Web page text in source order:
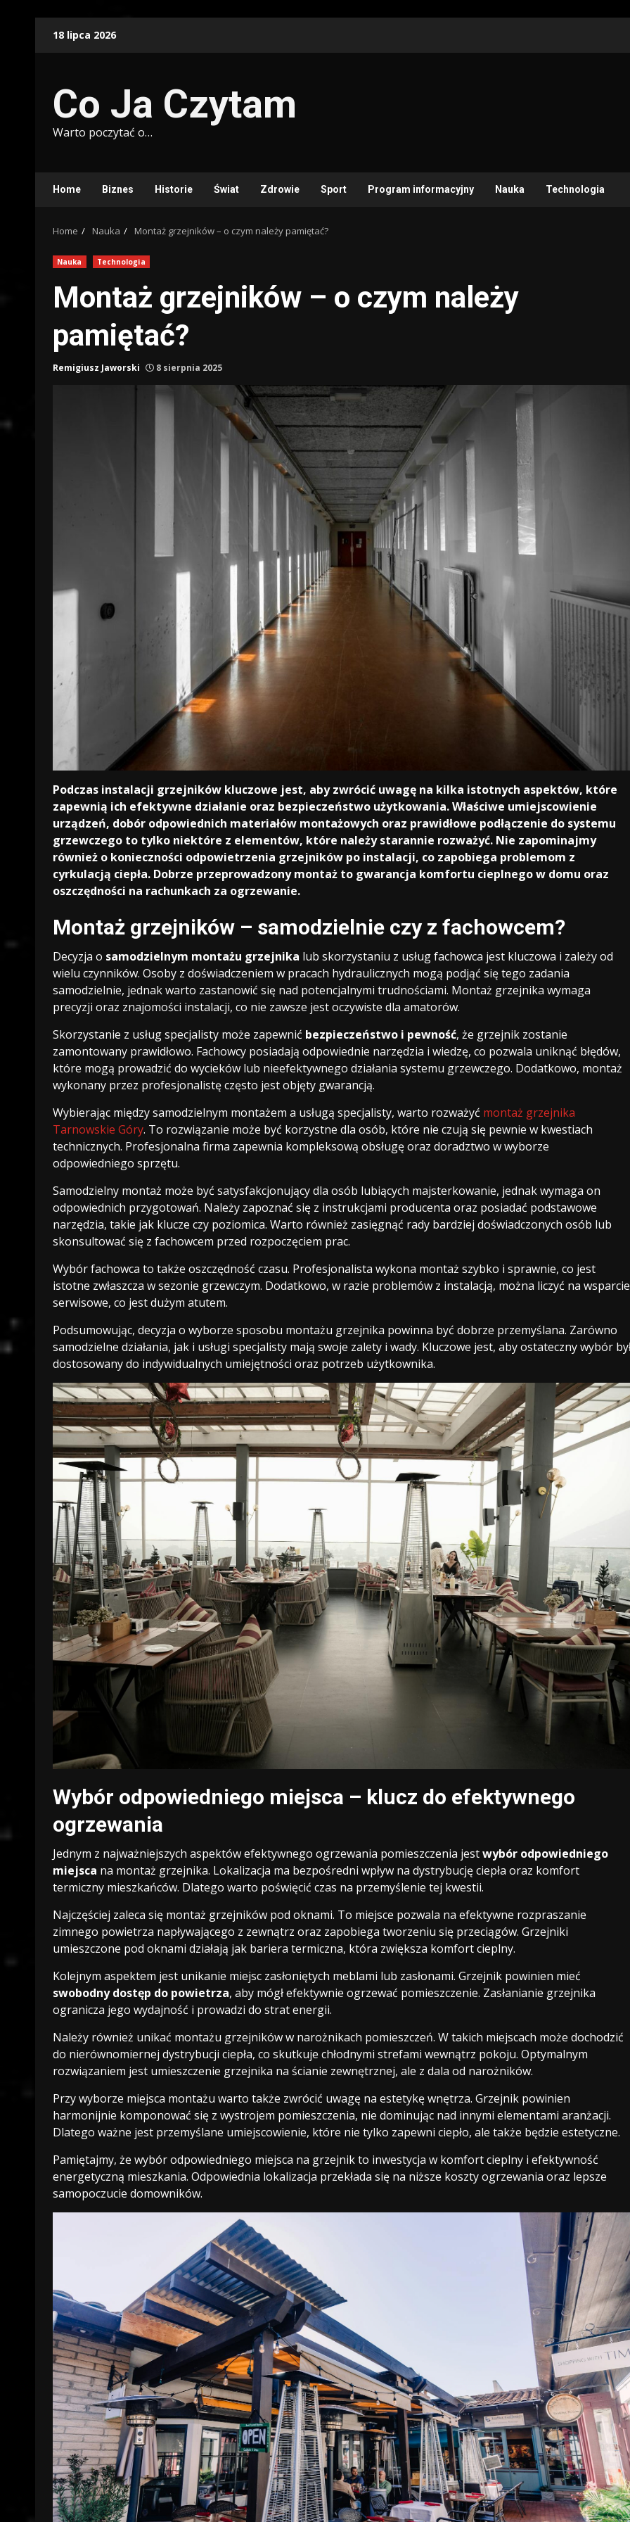
18 lipca 2026
Co Ja Czytam
Warto poczytać o…
Home Biznes Historie Świat Zdrowie Sport Program informacyjny Nauka Technologia
Home Nauka Montaż grzejników – o czym należy pamiętać?
Nauka Technologia
Montaż grzejników – o czym należy
pamiętać?
Remigiusz Jaworski 8 sierpnia 2025
Podczas instalacji grzejników kluczowe jest, aby zwrócić uwagę na kilka istotnych aspektów, które
zapewnią ich efektywne działanie oraz bezpieczeństwo użytkowania. Właściwe umiejscowienie
urządzeń, dobór odpowiednich materiałów montażowych oraz prawidłowe podłączenie do systemu
grzewczego to tylko niektóre z elementów, które należy starannie rozważyć. Nie zapominajmy
również o konieczności odpowietrzenia grzejników po instalacji, co zapobiega problemom z
cyrkulacją ciepła. Dobrze przeprowadzony montaż to gwarancja komfortu cieplnego w domu oraz
oszczędności na rachunkach za ogrzewanie.
Montaż grzejników – samodzielnie czy z fachowcem?
Decyzja o samodzielnym montażu grzejnika lub skorzystaniu z usług fachowca jest kluczowa i zależy od
wielu czynników. Osoby z doświadczeniem w pracach hydraulicznych mogą podjąć się tego zadania
samodzielnie, jednak warto zastanowić się nad potencjalnymi trudnościami. Montaż grzejnika wymaga
precyzji oraz znajomości instalacji, co nie zawsze jest oczywiste dla amatorów.
Skorzystanie z usług specjalisty może zapewnić bezpieczeństwo i pewność, że grzejnik zostanie
zamontowany prawidłowo. Fachowcy posiadają odpowiednie narzędzia i wiedzę, co pozwala uniknąć błędów,
które mogą prowadzić do wycieków lub nieefektywnego działania systemu grzewczego. Dodatkowo, montaż
wykonany przez profesjonalistę często jest objęty gwarancją.
Wybierając między samodzielnym montażem a usługą specjalisty, warto rozważyć montaż grzejnika
Tarnowskie Góry. To rozwiązanie może być korzystne dla osób, które nie czują się pewnie w kwestiach
technicznych. Profesjonalna firma zapewnia kompleksową obsługę oraz doradztwo w wyborze
odpowiedniego sprzętu.
Samodzielny montaż może być satysfakcjonujący dla osób lubiących majsterkowanie, jednak wymaga on
odpowiednich przygotowań. Należy zapoznać się z instrukcjami producenta oraz posiadać podstawowe
narzędzia, takie jak klucze czy poziomica. Warto również zasięgnąć rady bardziej doświadczonych osób lub
skonsultować się z fachowcem przed rozpoczęciem prac.
Wybór fachowca to także oszczędność czasu. Profesjonalista wykona montaż szybko i sprawnie, co jest
istotne zwłaszcza w sezonie grzewczym. Dodatkowo, w razie problemów z instalacją, można liczyć na wsparcie
serwisowe, co jest dużym atutem.
Podsumowując, decyzja o wyborze sposobu montażu grzejnika powinna być dobrze przemyślana. Zarówno
samodzielne działania, jak i usługi specjalisty mają swoje zalety i wady. Kluczowe jest, aby ostateczny wybór
dostosowany do indywidualnych umiejętności oraz potrzeb użytkownika.
Wybór odpowiedniego miejsca – klucz do efektywnego
ogrzewania
Jednym z najważniejszych aspektów efektywnego ogrzewania pomieszczenia jestwybór odpowiedniego
miejsca na montaż grzejnika. Lokalizacja ma bezpośredni wpływ na dystrybucję ciepła oraz komfort
termiczny mieszkańców. Dlatego warto poświęcić czas na przemyślenie tej kwestii.
Najczęściej zaleca się montaż grzejników pod oknami. To miejsce pozwala na efektywne rozpraszanie
zimnego powietrza napływającego z zewnątrz oraz zapobiega tworzeniu się przeciągów. Grzejniki
umieszczone pod oknami działają jak bariera termiczna, która zwiększa komfort cieplny.
Kolejnym aspektem jest unikanie miejsc zasłoniętych meblami lub zasłonami. Grzejnik powinien mieć
swobodny dostęp do powietrza, aby mógł efektywnie ogrzewać pomieszczenie. Zasłanianie grzejnika
ogranicza jego wydajność i prowadzi do strat energii.
Należy również unikać montażu grzejników w narożnikach pomieszczeń. W takich miejscach może dochodzić
do nierównomiernej dystrybucji ciepła, co skutkuje chłodnymi strefami wewnątrz pokoju. Optymalnym
rozwiązaniem jest umieszczenie grzejnika na ścianie zewnętrznej, ale z dala od narożników.
Przy wyborze miejsca montażu warto także zwrócić uwagę na estetykę wnętrza. Grzejnik powinien
harmonijnie komponować się z wystrojem pomieszczenia, nie dominując nad innymi elementami aranżacji.
Dlatego ważne jest przemyślane umiejscowienie, które nie tylko zapewni ciepło, ale także będzie estetyczne.
Pamiętajmy, że wybór odpowiedniego miejsca na grzejnik to inwestycja w komfort cieplny i efektywność
energetyczną mieszkania. Odpowiednia lokalizacja przekłada się na niższe koszty ogrzewania oraz lepsze
samopoczucie domowników.